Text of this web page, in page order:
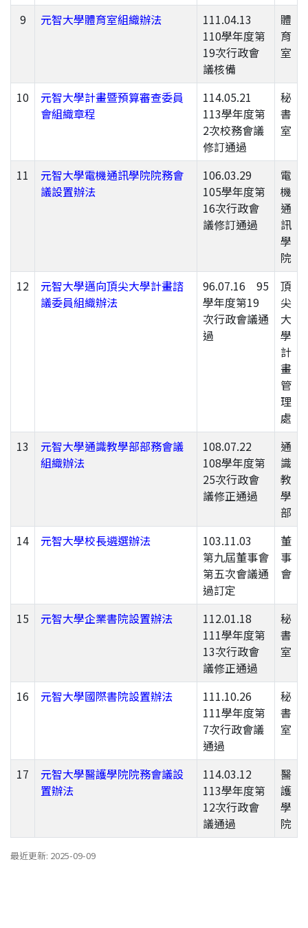
9
元智大學體育室組織辦法
111.04.13
110學年度第
19次行政會
議核備
體
育
室
10
元智大學計畫暨預算審查委員
會組織章程
114.05.21
113學年度第
2次校務會議
修訂通過
秘
書
室
11
元智大學電機通訊學院院務會
議設置辦法
106.03.29
105學年度第
16次行政會
議修訂通過
電
機
通
訊
學
院
12
元智大學邁向頂尖大學計畫諮
議委員組織辦法
96.07.16 95
學年度第19
次行政會議通
過
頂
尖
大
學
計
畫
管
理
處
13
元智大學通識教學部部務會議
組織辦法
108.07.22
108學年度第
25次行政會
議修正通過
通
識
教
學
部
14
元智大學校長遴選辦法
103.11.03
第九屆董事會
第五次會議通
過訂定
董
事
會
15 元智大學企業書院設置辦法
112.01.18
111學年度第
13次行政會
議修正通過
秘
書
室
16 元智大學國際書院設置辦法
111.10.26
111學年度第
7次行政會議
通過
秘
書
室
17
元智大學醫護學院院務會議設
置辦法
114.03.12
113學年度第
12次行政會
議通過
醫
護
學
院
最近更新: 2025-09-09